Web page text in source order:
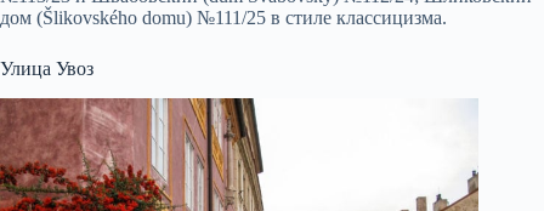
дом (Šlikovského domu) №111/25 в стиле классицизма.
Улица Увоз